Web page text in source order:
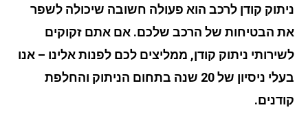
קודן לרכב הוא פעולה חשובה שיכולה לשפר
הבטיחות של הרכב שלכם. אם אתם זקוקים
ניתוק קודן, ממליצים לכם לפנות אלינו – אנו
בעלי ניסיון של 20 שנה בתחום הניתוק והחלפת